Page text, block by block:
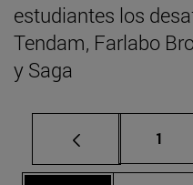
estudiantes los
Tendam, Farlabo
y Saga
1